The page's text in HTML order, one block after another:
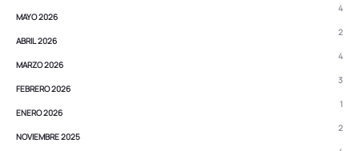
MAYO 2026
4
ABRIL 2026
2
MARZO 2026
4
FEBRERO 2026
3
ENERO 2026
1
NOVIEMBRE 2025
2